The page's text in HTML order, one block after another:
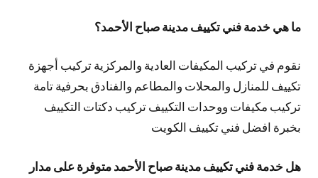
ما هي خدمة فني تكييف مدينة صباح الأحمد؟
نقوم في تركيب المكيفات العادية والمركزية تركيب أجهزة
تكييف للمنازل والمحلات والمطاعم والفنادق بحرفية تامة
تركيب مكيفات ووحدات التكييف تركيب دكتات التكييف
بخبرة افضل فني تكييف الكويت
هل خدمة فني تكييف مدينة صباح الأحمد متوفرة على مدار